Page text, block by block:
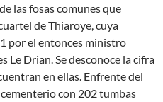
las fosas comunes que
de Thiaroye, cuya
por el entonces ministro
Le Drian. Se desconoce la cifra
en ellas. Enfrente del
con 202 tumbas